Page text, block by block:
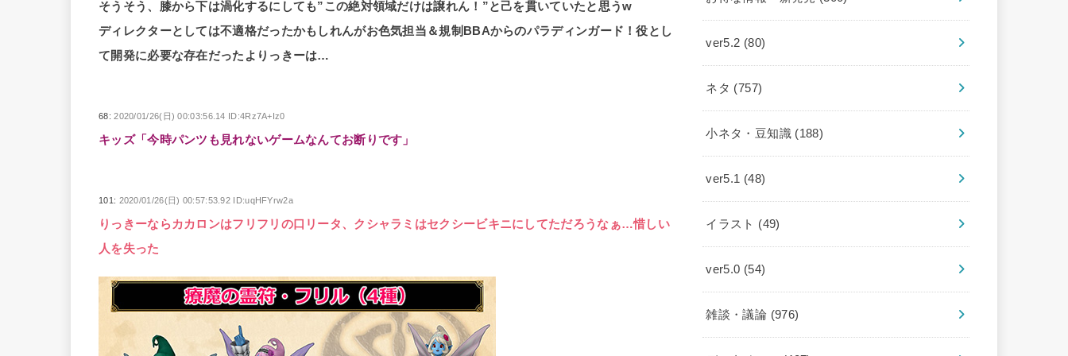
そうそう、膝から下は渦化するにしても”この絶対領域だけは譲れん！”と己を貫いていたと思うw
ディレクターとしては不適格だったかもしれんがお色気担当＆規制BBAからのパラディンガード！役とし
て開発に必要な存在だったよりっきーは…
68:2020/01/26(日) 00:03:56.14 ID:4Rz7A+Iz0
キッズ「今時パンツも見れないゲームなんてお断りです」
101: 2020/01/26(日) 00:57:53.92 ID:uqHFYrw2a
りっきーならカカロンはフリフリの口リータ、クシャラミはセクシービキニにしてただろうなぁ…惜しい
人を失った
ver5.2 (80)
ネタ (757)
小ネタ・豆知識 (188)
ver5.1 (48)
イラスト (49)
ver5.0 (54)
雑談・議論 (976)